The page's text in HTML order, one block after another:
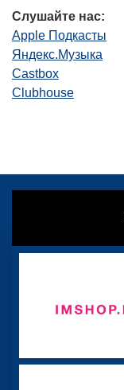
Слушайте нас:
Apple Подкасты
Яндекс.Музыка
Castbox
Clubhouse